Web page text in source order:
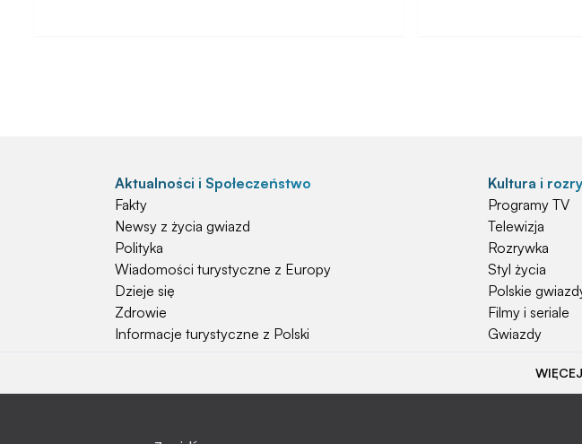
Aktualności i Społeczeństwo
Fakty
Newsy z życia gwiazd
Polityka
Wiadomości turystyczne z Europy
Dzieje się
Zdrowie
Informacje turystyczne z Polski
Kultura i
Programy TV
Telewizja
Rozrywka
Styl życia
Polskie
Filmy i seriale
Gwiazdy
Natura i Hobby
Popularne